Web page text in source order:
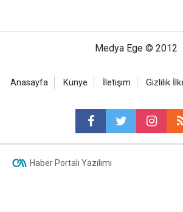
Medya Ege © 2012
Anasayfa Künye İletişim Gizlilik
Haber Portalı Yazılımı